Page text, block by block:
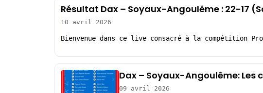
Résultat Dax – Soyaux-Angoulême : 22-17
10 avril 2026
Bienvenue dans ce live consacré à la compétition
Dax – Soyaux-Angoulême: Les
09 avril 2026